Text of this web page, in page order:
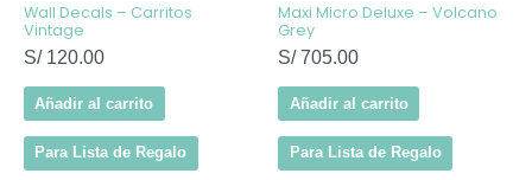
Wall Decals – Carritos
Vintage
S/120.00
Añadir al carrito
Para Lista de Regalo
Maxi Micro Deluxe – Volcano
Grey
S/705.00
Añadir al carrito
Para Lista de Regalo